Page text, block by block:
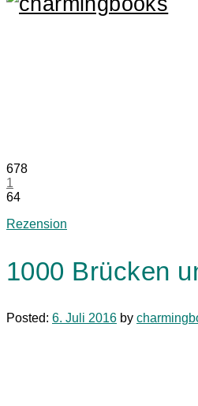
678
1
64
Rezension
1000 Brücken
Posted: 6. Juli 2016 by